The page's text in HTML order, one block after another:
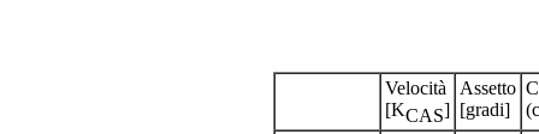
Velocità
[KCAS]
Assetto
[gradi]